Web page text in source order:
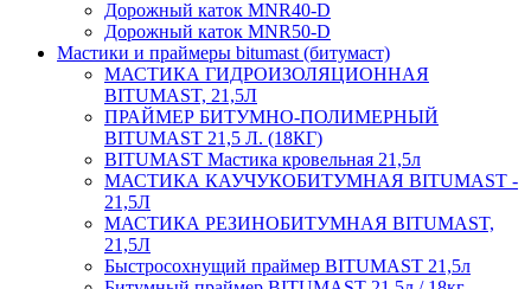
Дорожный каток MNR40-D
Дорожный каток MNR50-D
Мастики и праймеры bitumast (битумаст)
МАСТИКА ГИДРОИЗОЛЯЦИОННАЯ
BITUMAST, 21,5Л
ПРАЙМЕР БИТУМНО-ПОЛИМЕРНЫЙ
BITUMAST 21,5 Л. (18КГ)
BITUMAST Мастика кровельная 21,5л
МАСТИКА КАУЧУКОБИТУМНАЯ BITUMAST -
21,5Л
МАСТИКА РЕЗИНОБИТУМНАЯ BITUMAST,
21,5Л
Быстросохнущий праймер BITUMAST 21,5л